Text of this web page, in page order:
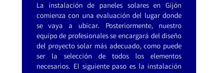
La instalación de paneles solares en Gijón
comienza con una evaluación del lugar donde
se vaya a ubicar. Posteriormente, nuestro
equipo de profesionales se encargará del diseño
del proyecto solar más adecuado, como puede
ser la selección de todos los elementos
necesarios. El siguiente paso es la instalación